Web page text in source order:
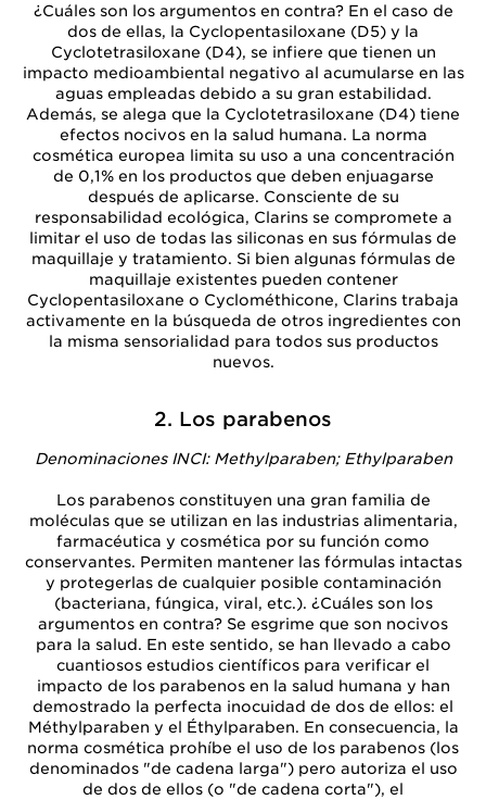
¿Cuáles son los argumentos en contra? En el caso de
dos de ellas, la Cyclopentasiloxane (D5) y la
Cyclotetrasiloxane (D4), se infiere que tienen un
impacto medioambiental negativo al acumularse en las
aguas empleadas debido a su gran estabilidad.
Además, se alega que la Cyclotetrasiloxane (D4) tiene
efectos nocivos en la salud humana. La norma
cosmética europea limita su uso a una concentración
de 0,1% en los productos que deben enjuagarse
después de aplicarse. Consciente de su
responsabilidad ecológica, Clarins se compromete a
limitar el uso de todas las siliconas en sus fórmulas de
maquillaje y tratamiento. Si bien algunas fórmulas de
maquillaje existentes pueden contener
Cyclopentasiloxane o Cyclométhicone, Clarins trabaja
activamente en la búsqueda de otros ingredientes con
la misma sensorialidad para todos sus productos
nuevos.
2. Los parabenos
Denominaciones INCI: Methylparaben; Ethylparaben
Los parabenos constituyen una gran familia de
moléculas que se utilizan en las industrias alimentaria,
farmacéutica y cosmética por su función como
conservantes. Permiten mantener las fórmulas intactas
y protegerlas de cualquier posible contaminación
(bacteriana, fúngica, viral, etc.). ¿Cuáles son los
argumentos en contra? Se esgrime que son nocivos
para la salud. En este sentido, se han llevado a cabo
cuantiosos estudios científicos para verificar el
impacto de los parabenos en la salud humana y han
demostrado la perfecta inocuidad de dos de ellos: el
Méthylparaben y el Éthylparaben. En consecuencia, la
norma cosmética prohíbe el uso de los parabenos (los
denominados "de cadena larga") pero autoriza el uso
de dos de ellos (o "de cadena corta"), el